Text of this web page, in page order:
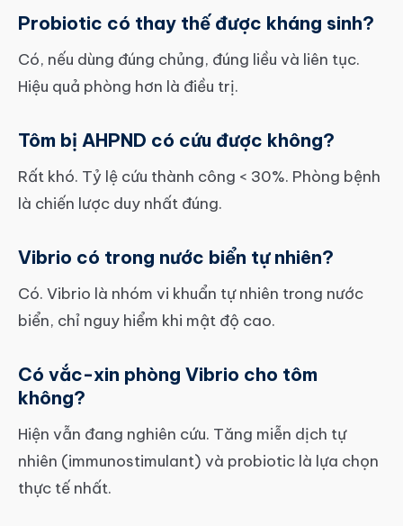
Probiotic có thay thế được kháng sinh?
Có, nếu dùng đúng chủng, đúng liều và liên tục.
Hiệu quả phòng hơn là điều trị.
Tôm bị AHPND có cứu được không?
Rất khó. Tỷ lệ cứu thành công < 30%. Phòng bệnh
là chiến lược duy nhất đúng.
Vibrio có trong nước biển tự nhiên?
Có. Vibrio là nhóm vi khuẩn tự nhiên trong nước
biển, chỉ nguy hiểm khi mật độ cao.
Có vắc-xin phòng Vibrio cho tôm
không?
Hiện vẫn đang nghiên cứu. Tăng miễn dịch tự
nhiên (immunostimulant) và probiotic là lựa chọn
thực tế nhất.